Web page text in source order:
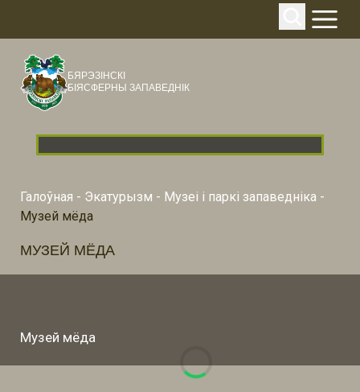
БЯРЭЗІНСКІ
БІЯСФЕРНЫ ЗАПАВЕДНІК
Галоўная - Экатурызм - Музеі і паркі запаведніка -
Музей мёда
МУЗЕЙ МЁДА
Музей мёда